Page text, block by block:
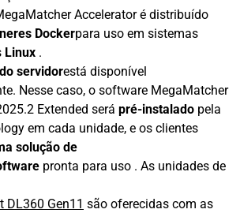
Accelerator é distribuído
Dockerpara uso em sistemas
Linux .
servidorestá disponível
Nesse caso, o software MegaMatcher
Extended será pré-instalado pela
em cada unidade, e os clientes
solução de
pronta para uso . As unidades de
DL360 Gen11 são oferecidas com as